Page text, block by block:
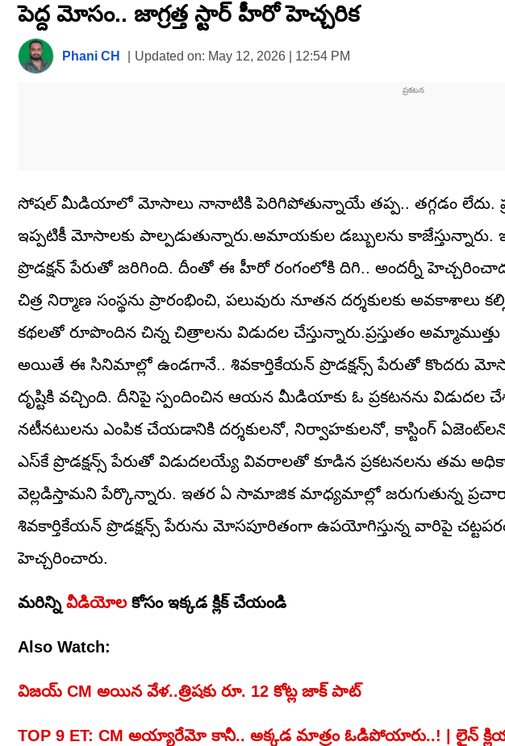
seconds
of
minute,
26
seconds
పెద్ద మోసం.. జాగ్రత్త స్టార్ హీరో హెచ్చరిక
Phani CH Updated on: May 12, 2026 | 12:54 PM
సోషల్ మీడియాలో మోసాలు నానాటికి పెరిగిపోతున్నాయే తప్ప.. తగ్గడం లేదు.
ఇప్పటికీ మోసాలకు పాల్పడుతున్నారు.అమాయకుల డబ్బులను
ప్రొడక్షన్ పేరుతో జరిగింది. దీంతో ఈ హీరో రంగంలోకి దిగి.. అందర్నీ
చిత్ర నిర్మాణ సంస్థను ప్రారంభించి, పలువురు నూతన దర్శకులకు అవకాశాలు
కథలతో రూపొందిన చిన్న చిత్రాలను విడుదల చేస్తున్నారు.ప్రస్తుతం
అయితే ఈ సినిమాల్లో ఉండగానే.. శివకార్తికేయన్‌ ప్రొడక్షన్స్‌ పేరుతో కొందరు
దృష్టికి వచ్చింది. దీనిపై స్పందించిన ఆయన మీడియాకు ఓ ప్రకటనను విడుదల
నటీనటులను ఎంపిక చేయడానికి దర్శకులనో, నిర్వాహకులనో, కాస్టింగ్‌
ఎస్‌కే ప్రొడక్షన్స్‌ పేరుతో విడుదలయ్యే వివరాలతో కూడిన ప్రకటనలను
వెల్లడిస్తామని పేర్కొన్నారు. ఇతర ఏ సామాజిక మాధ్యమాల్లో జరుగుతున్న
శివకార్తికేయన్‌ ప్రొడక్షన్స్‌ పేరును మోసపూరితంగా ఉపయోగిస్తున్న వారిపై
హెచ్చరించారు.
మరిన్ని వీడియోలకోసం ఇక్కడ క్లిక్ చేయండి
Also Watch:
విజయ్‌ CM అయిన వేళ..త్రిషకు రూ. 12 కోట్ల జాక్ పాట్
TOP 9 ET: CM అయ్యారేమో కానీ.. అక్కడ మాత్రం ఓడిపోయారు..! | లైన్